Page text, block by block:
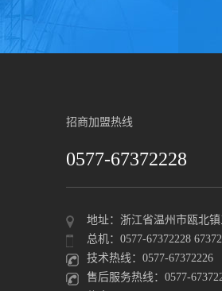
招商加盟热线
0577-67372228
地址：浙江省温州市瓯北
总机：0577-67372228
技术热线：0577-67372226
售后服务热线：0577-